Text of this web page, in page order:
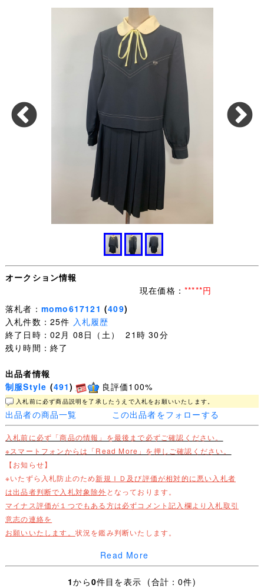
オークション情報
現在価格： *****円
落札者： momo617121 (409)
入札件数：25件 入札履歴
終了日時：02月 08日（土） 21時 30分
残り時間：終了
出品者情報
制服Style (491) 良評価100%
入札前に必ず商品説明を了承したうえで入札をお願いいたします。
出品者の商品一覧 この出品者をフォローする
入札前に必ず「商品の情報」を最後まで必ずご確認ください。
※スマートフォンからは「Read More」を押しご確認ください。
【お知らせ】
※いたずら入札防止のため新規ＩＤ及び評価が相対的に悪い入札者
は出品者判断で入札対象除外 となっております。
マイナス評価が１つでもある方は必ずコメント記入欄より入札取引
意志の連絡を
お願いいたします。 状況を鑑み判断いたします。
【鹿児島純心女子中・高等学校 鹿児島純心中
Read More
1から0件目を表示 (合計：0件)